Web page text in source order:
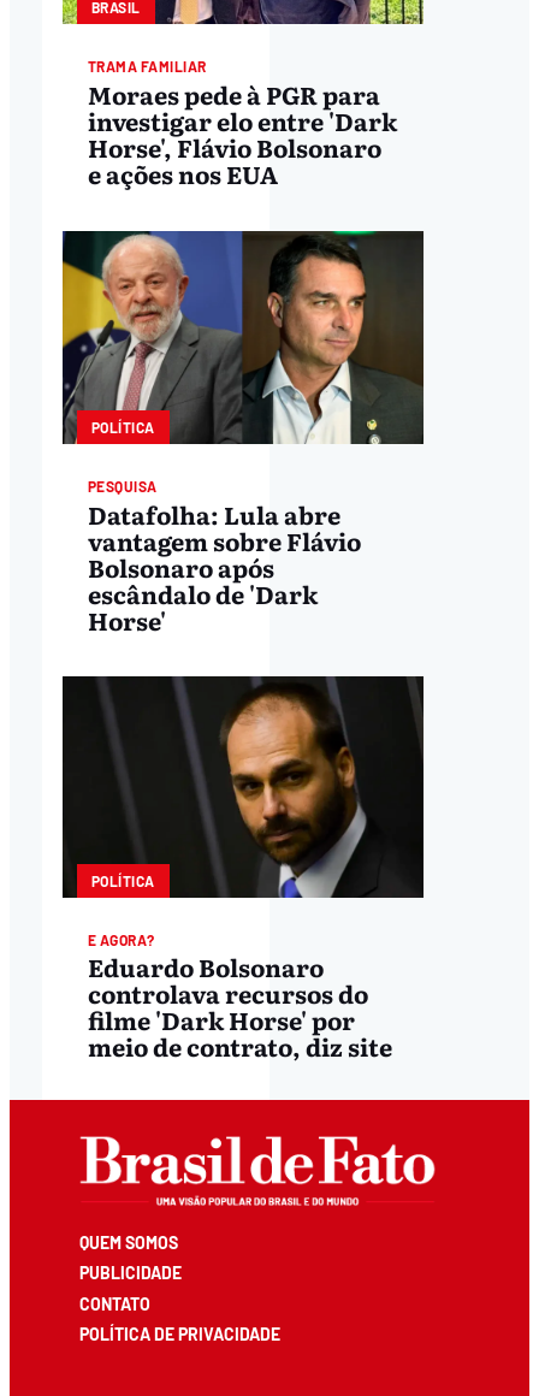
BRASIL
TRAMA FAMILIAR
Moraes pede à PGR para
investigar elo entre 'Dark
Horse', Flávio Bolsonaro
e ações nos EUA
POLÍTICA
PESQUISA
Datafolha: Lula abre
vantagem sobre Flávio
Bolsonaro após
escândalo de 'Dark
Horse'
POLÍTICA
E AGORA?
Eduardo Bolsonaro
controlava recursos do
filme 'Dark Horse' por
meio de contrato, diz site
QUEM SOMOS
PUBLICIDADE
CONTATO
POLÍTICA DE PRIVACIDADE